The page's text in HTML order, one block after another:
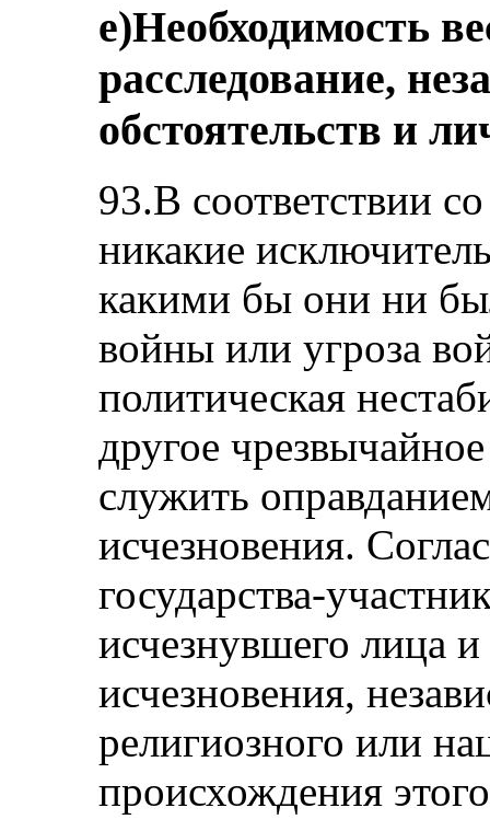
e)Необходимость
расследование,
обстоятельств и
93.В соответствии
никакие
какими бы они ни
войны или угроза
политическая
другое
служить
исчезновения.
государства-
исчезнувшего лица и
исчезновения,
религиозного или
происхождения